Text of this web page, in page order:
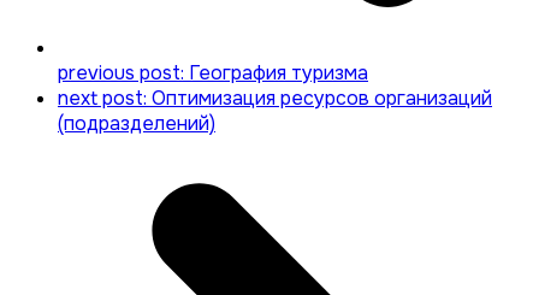
previous post: География туризма
next post: Оптимизация ресурсов организаций
(подразделений)